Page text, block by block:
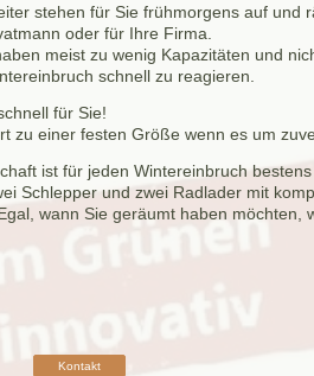
stehen für Sie frühmorgens auf und
oder für Ihre Firma.
meist zu wenig Kapazitäten und
schnell zu reagieren.
für Sie!
zu einer festen Größe wenn es um
ist für jeden Wintereinbruch bestens
Schlepper und zwei Radlader mit
wann Sie geräumt haben möchten,
Kontakt